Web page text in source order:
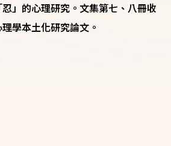
」的心理研究。文集第七、八冊收
學本土化研究論文。